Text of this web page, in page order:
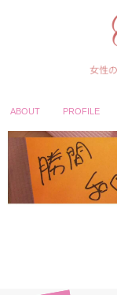
ABOUT PROFILE